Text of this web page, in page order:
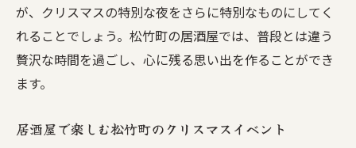
が、クリスマスの特別な夜をさらに特別なものにしてく
れることでしょう。松竹町の居酒屋では、普段とは違う
贅沢な時間を過ごし、心に残る思い出を作ることができ
ます。
居酒屋で楽しむ松竹町のクリスマスイベント